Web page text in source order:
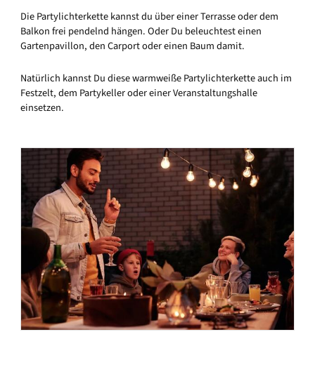
Die Partylichterkette kannst du über einer Terrasse oder dem
Balkon frei pendelnd hängen. Oder Du beleuchtest einen
Gartenpavillon, den Carport oder einen Baum damit.
Natürlich kannst Du diese warmweiße Partylichterkette auch im
Festzelt, dem Partykeller oder einer Veranstaltungshalle
einsetzen.